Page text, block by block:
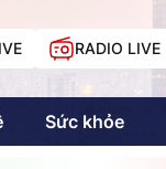
RADIO LIVE
Sức khỏe